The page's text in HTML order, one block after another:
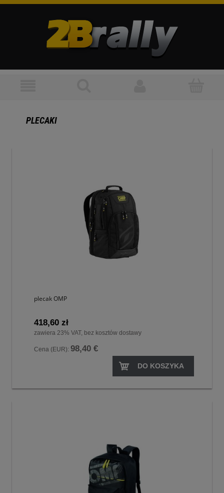
PLECAKI
plecak OMP
418,60 zł
zawiera 23% VAT, bez kosztów dostawy
Cena (EUR): 98,40 €
DO KOSZYKA